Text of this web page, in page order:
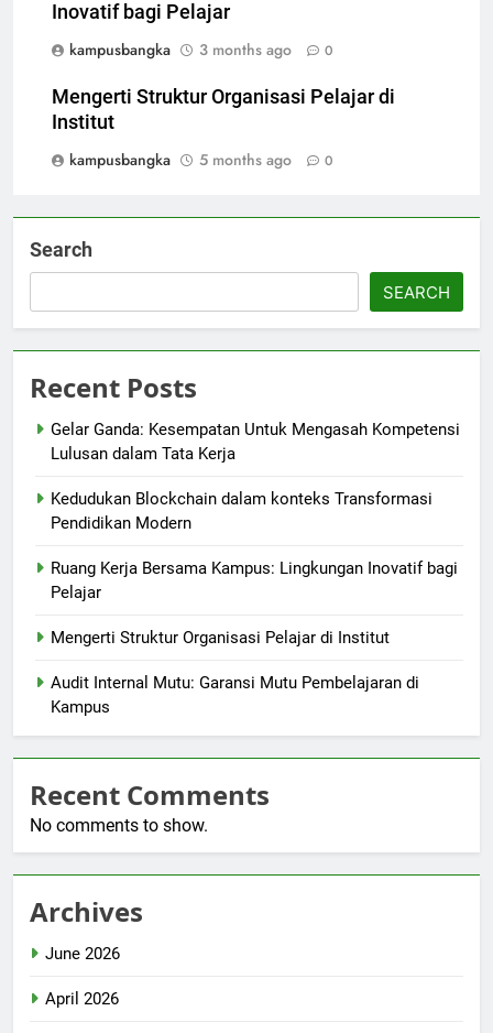
Inovatif bagi Pelajar
kampusbangka
3 months ago 0
Mengerti Struktur Organisasi Pelajar di
Institut
kampusbangka
5 months ago 0
Search
SEARCH
Recent Posts
Gelar Ganda: Kesempatan Untuk Mengasah Kompetensi
Lulusan dalam Tata Kerja
Kedudukan Blockchain dalam konteks Transformasi
Pendidikan Modern
Ruang Kerja Bersama Kampus: Lingkungan Inovatif bagi
Pelajar
Mengerti Struktur Organisasi Pelajar di Institut
Audit Internal Mutu: Garansi Mutu Pembelajaran di
Kampus
Recent Comments
No comments to show.
Archives
June 2026
April 2026